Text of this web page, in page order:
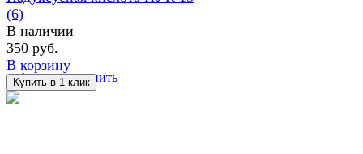
избранное сравнить
(6)
В наличии
350 руб.
В корзину